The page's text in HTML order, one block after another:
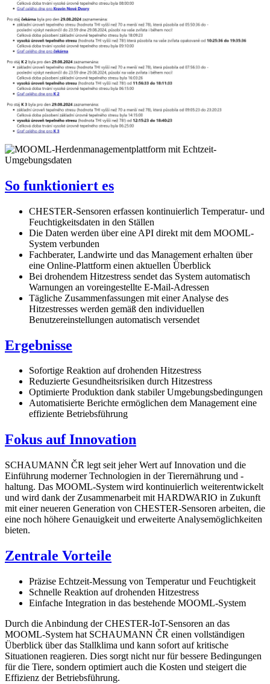
So funktioniert es
CHESTER-Sensoren erfassen kontinuierlich Temperatur- und
Feuchtigkeitsdaten in den Ställen
Die Daten werden über eine API direkt mit dem MOOML-
System verbunden
Fachberater, Landwirte und das Management erhalten über
eine Online-Plattform einen aktuellen Überblick
Bei drohendem Hitzestress sendet das System automatisch
Warnungen an voreingestellte E-Mail-Adressen
Tägliche Zusammenfassungen mit einer Analyse des
Hitzestresses werden gemäß den individuellen
Benutzereinstellungen automatisch versendet
Ergebnisse
Sofortige Reaktion auf drohenden Hitzestress
Reduzierte Gesundheitsrisiken durch Hitzestress
Optimierte Produktion dank stabiler Umgebungsbedingungen
Automatisierte Berichte ermöglichen dem Management eine
effiziente Betriebsführung
Fokus auf Innovation
SCHAUMANN ČR legt seit jeher Wert auf Innovation und die
Einführung moderner Technologien in der Tierernährung und -
haltung. Das MOOML-System wird kontinuierlich weiterentwickelt
und wird dank der Zusammenarbeit mit HARDWARIO in Zukunft
mit einer neueren Generation von CHESTER-Sensoren arbeiten, die
eine noch höhere Genauigkeit und erweiterte Analysemöglichkeiten
bieten.
Zentrale Vorteile
Präzise Echtzeit-Messung von Temperatur und Feuchtigkeit
Schnelle Reaktion auf drohenden Hitzestress
Einfache Integration in das bestehende MOOML-System
Durch die Anbindung der CHESTER-IoT-Sensoren an das
MOOML-System hat SCHAUMANN ČR einen vollständigen
Überblick über das Stallklima und kann sofort auf kritische
Situationen reagieren. Dies sorgt nicht nur für bessere Bedingungen
für die Tiere, sondern optimiert auch die Kosten und steigert die
Effizienz der Betriebsführung.